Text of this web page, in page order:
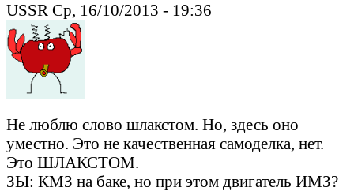
USSR Ср, 16/10/2013 - 19:36
Не люблю слово шлакстом. Но, здесь оно
уместно. Это не качественная самоделка, нет.
Это ШЛАКСТОМ.
ЗЫ: КМЗ на баке, но при этом двигатель ИМЗ?